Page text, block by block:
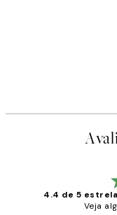
4.4 de 5
Veja